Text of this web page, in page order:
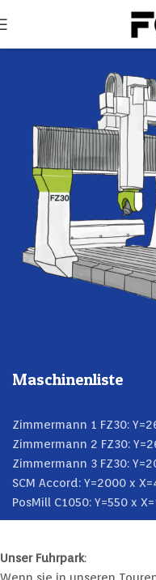
Maschinenliste
Zimmermann 1 FZ30:
Zimmermann 2 FZ30:
Zimmermann 3 FZ30:
SCM Accord: Y=2000 x
PosMill C1050: Y=550 x
Unser Fuhrpark: